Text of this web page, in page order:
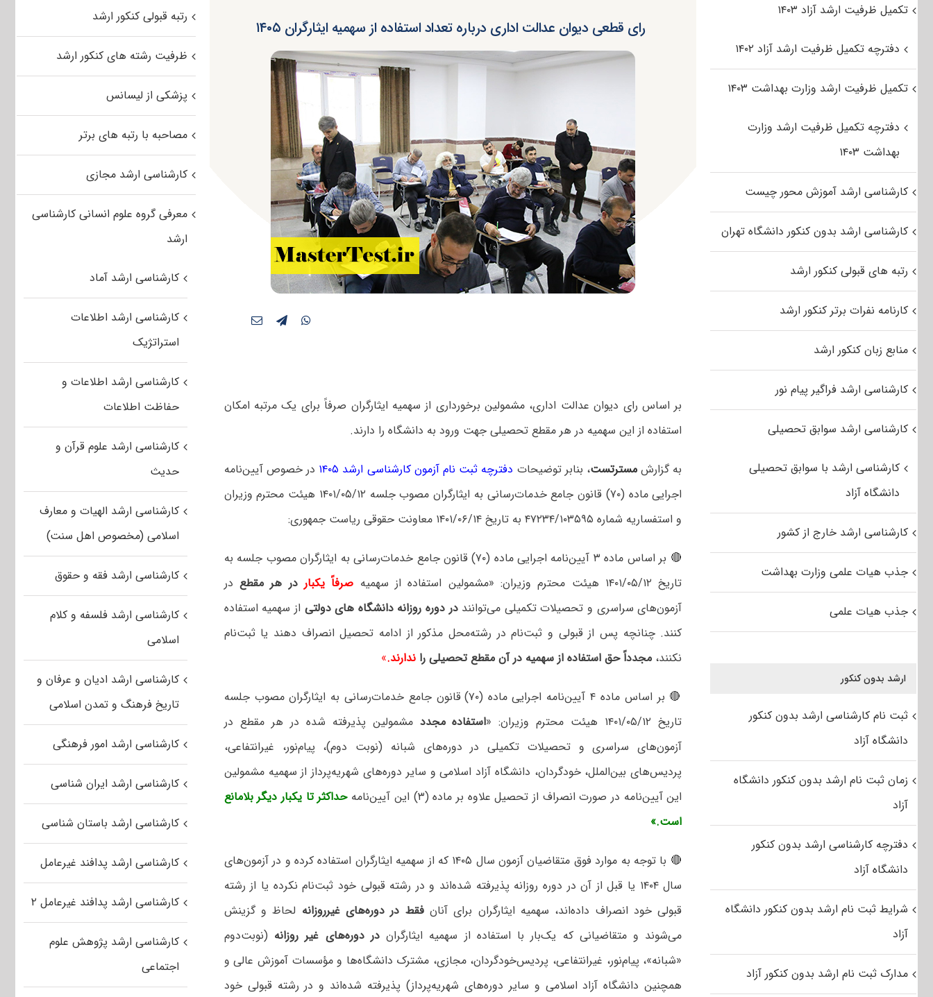
رای قطعی دیوان عدالت اداری درباره تعداد استفاده از سهمیه ایثارگران ۱۴۰۵
بر اساس رای دیوان عدالت اداری، مشمولین برخورداری از سهمیه ایثارگران صرفاً برای یک مرتبه امکان
استفاده از این سهمیه در هر مقطع تحصیلی جهت ورود به دانشگاه را دارند.
به گزارشمسترتست، بنابر توضیحات دفترچه ثبت نام آزمون کارشناسی ارشد ۱۴۰۵
در خصوص آیین‌نامه
اجرایی ماده (۷۰) قانون جامع خدمات‌رسانی به ایثارگران مصوب جلسه ۱۴۰۱/۰۵/۱۲ هیئت محترم وزیران
و استفساریه شماره ۴۷۲۳۴/۱۰۳۵۹۵ به تاریخ ۱۴۰۱/۰۶/۱۴ معاونت حقوقی ریاست جمهوری:
🔴 بر اساس ماده ۳ آیین‌نامه اجرایی ماده (۷۰) قانون جامع خدمات‌رسانی به ایثارگران مصوب جلسه به
تاریخ ۱۴۰۱/۰۵/۱۲ هیئت محترم وزیران: «مشمولین استفاده از سهمیه
صرفاً یکبار در هر مقطعدر
آزمون‌های سراسری و تحصیلات تکمیلی می‌تواننددر دوره روزانه دانشگاه های دولتی از سهمیه استفاده
کنند. چنانچه پس از قبولی و ثبت‌نام در رشته‌محل مذکور از ادامه تحصیل انصراف دهند یا ثبت‌نام
نکنند، مجدداً حق استفاده از سهمیه در آن مقطع تحصیلی را ندارند.»
🔴 بر اساس ماده ۴ آیین‌نامه اجرایی ماده (۷۰) قانون جامع خدمات‌رسانی به ایثارگران مصوب جلسه
تاریخ ۱۴۰۱/۰۵/۱۲ هیئت محترم وزیران: «
استفاده مجدد مشمولین پذیرفته شده در هر مقطع در
آزمون‌های سراسری و تحصیلات تکمیلی در دوره‌های شبانه (نوبت دوم)، پیام‌نور، غیرانتفاعی،
پردیس‌های بین‌الملل، خودگردان، دانشگاه آزاد اسلامی و سایر دوره‌های شهریه‌پرداز از سهمیه مشمولین
این آیین‌نامه در صورت انصراف از تحصیل علاوه بر ماده (۳) این آیین‌نامه
حداکثر تا یکبار دیگر بلامانع
است.»
🔴 با توجه به موارد فوق متقاضیان آزمون سال ۱۴۰۵ که از سهمیه ایثارگران استفاده کرده و در آزمون‌های
سال ۱۴۰۴ یا قبل از آن در دوره روزانه پذیرفته شده‌اند و در رشته قبولی خود ثبت‌نام نکرده یا از رشته
قبولی خود انصراف داده‌اند، سهمیه ایثارگران برای آنانفقط در دوره‌های غیرروزانه لحاظ و گزینش
می‌شوند و متقاضیانی که یک‌بار با استفاده از سهمیه ایثارگراندر دوره‌های غیر روزانه (نوبت‌دوم
«شبانه»، پیام‌نور، غیرانتفاعی، پردیس‌خودگردان، مجازی، مشترک دانشگاه‌ها و مؤسسات آموزش عالی و
همچنین دانشگاه آزاد اسلامی و سایر دوره‌های شهریه‌پرداز) پذیرفته شده‌اند و در رشته قبولی خود
رتبه قبولی کنکور ارشد
ظرفیت رشته های کنکور ارشد
پزشکی از لیسانس
مصاحبه با رتبه های برتر
کارشناسی ارشد مجازی
معرفی گروه علوم انسانی کارشناسی
ارشد
کارشناسی ارشد آماد
کارشناسی ارشد اطلاعات
استراتژیک
کارشناسی ارشد اطلاعات و
حفاظت اطلاعات
کارشناسی ارشد علوم قرآن و
حدیث
کارشناسی ارشد الهیات و معارف
اسلامی (مخصوص اهل سنت)
کارشناسی ارشد فقه و حقوق
کارشناسی ارشد فلسفه و کلام
اسلامی
کارشناسی ارشد ادیان و عرفان و
تاریخ فرهنگ و تمدن اسلامی
کارشناسی ارشد امور فرهنگی
کارشناسی ارشد ایران شناسی
کارشناسی ارشد باستان شناسی
کارشناسی ارشد پدافند غیرعامل
کارشناسی ارشد پدافند غیرعامل ۲
کارشناسی ارشد پژوهش علوم
اجتماعی
تکمیل ظرفیت ارشد آزاد ۱۴۰۳
دفترچه تکمیل ظرفیت ارشد آزاد ۱۴۰۲
تکمیل ظرفیت ارشد وزارت بهداشت ۱۴۰۳
دفترچه تکمیل ظرفیت ارشد وزارت
بهداشت ۱۴۰۳
کارشناسی ارشد آموزش محور چیست
کارشناسی ارشد بدون کنکور دانشگاه تهران
رتبه های قبولی کنکور ارشد
کارنامه نفرات برتر کنکور ارشد
منابع زبان کنکور ارشد
کارشناسی ارشد فراگیر پیام نور
کارشناسی ارشد سوابق تحصیلی
کارشناسی ارشد با سوابق تحصیلی
دانشگاه آزاد
کارشناسی ارشد خارج از کشور
جذب هیات علمی وزارت بهداشت
جذب هیات علمی
ارشد بدون کنکور
ثبت نام کارشناسی ارشد بدون کنکور
دانشگاه آزاد
زمان ثبت نام ارشد بدون کنکور دانشگاه
آزاد
دفترچه کارشناسی ارشد بدون کنکور
دانشگاه آزاد
شرایط ثبت نام ارشد بدون کنکور دانشگاه
آزاد
مدارک ثبت نام ارشد بدون کنکور آزاد